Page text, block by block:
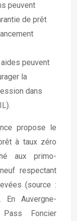
peuvent
de prêt
peuvent
la
dans
propose le
à taux zéro
aux primo-
respectant
(source :
Auvergne-
Foncier